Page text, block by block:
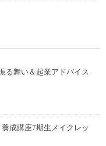
る舞い＆起業アドバイス
成講座7期生メイクレッ